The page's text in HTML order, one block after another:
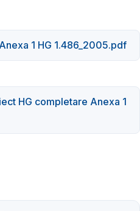
1 HG 1.486_2005.pdf
HG completare Anexa 1